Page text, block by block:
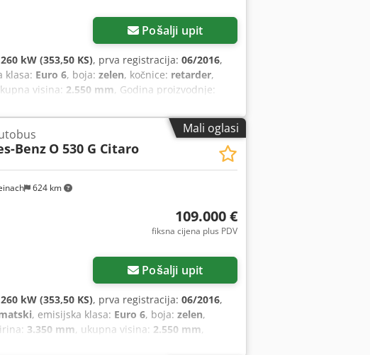
Pošalji upit
260 kW (353,50 KS), prva registracija: 06/2016,
klasa: Euro 6, boja: zelen, kočnice: retarder,
visina: 2.550 mm, Godina proizvodnje:
servo upravljač, tempomat
Mali oglasi
624 km
Benz O 530 G Citaro
109.000 €
fiksna cijena plus PDV
Pošalji upit
260 kW (353,50 KS), prva registracija: 06/2016,
, emisijska klasa: Euro 6, boja: zelen,
3.350 mm, ukupna visina: 2.550 mm,
proklizavanja, servo upravljač,